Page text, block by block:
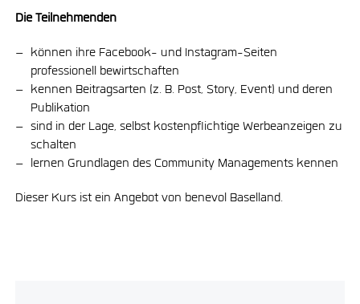
Die Teilnehmenden
können ihre Facebook- und Instagram-Seiten
professionell bewirtschaften
kennen Beitragsarten (z. B. Post, Story, Event) und deren
Publikation
sind in der Lage, selbst kostenpflichtige Werbeanzeigen zu
schalten
lernen Grundlagen des Community Managements kennen
Dieser Kurs ist ein Angebot von benevol Baselland.